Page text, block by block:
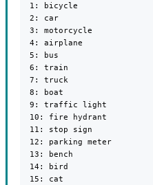
  1: bicycle
  2: car
  3: motorcycle
  4: airplane
  5: bus
  6: train
  7: truck
  8: boat
  9: traffic light
  10: fire hydrant
  11: stop sign
  12: parking meter
  13: bench
  14: bird
  15: cat